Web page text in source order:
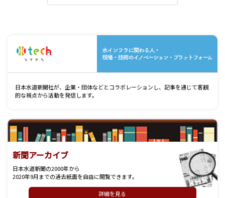
日本水道新聞社が、企業・団体などとコラボレーションし、記事を通じて客観
的な視点から活動を発信します。
新聞アーカイブ
日本水道新聞の2000年から
2020年9月までの過去紙面を自由に閲覧できます。
詳細を見る